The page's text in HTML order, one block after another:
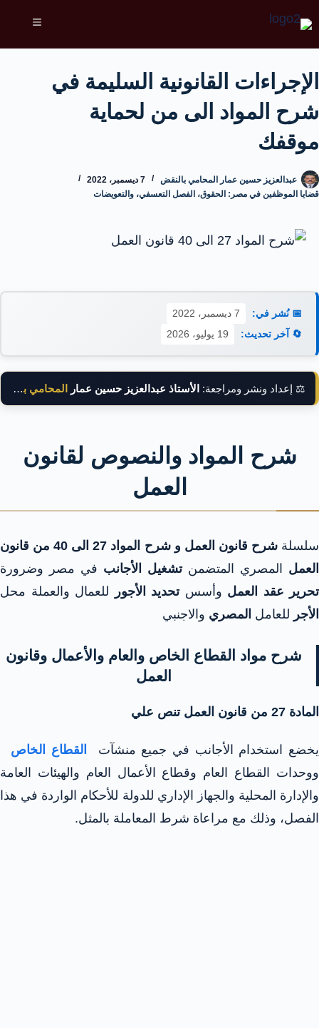
الإجراءات القانونية السليمة في
شرح المواد الى من لحماية
موقفك
عبدالعزيز حسين عمار المحامي بالنقض
7 ديسمبر، 2022
قضايا الموظفين في مصر: الحقوق، الفصل التعسفي، والتعويضات
📅 نُشر في:
7 ديسمبر، 2022
🔄 آخر تحديث:
19 يوليو، 2026
⚖️ إعداد ونشر ومراجعة: الأستاذ عبدالعزيز حسين عمار المحامي بالنقض
شرح المواد والنصوص لقانون
العمل
سلسلة
شرح قانون العمل و شرح المواد 27 الى 40 من قانون
العمل المصري المتضمنتشغيل الأجانب في مصر وضرورة
تحرير عقد العمل وأسستحديد الأجور
للعمال والعملة محل
الأجر للعامل المصري والاجنبي
شرح مواد القطاع الخاص والعام والأعمال وقانون
العمل
المادة 27 من قانون العمل تنص علي
يخضع استخدام الأجانب في جميع منشآت
القطاع الخاص
ووحدات القطاع العام وقطاع الأعمال العام والهيئات العامة
والإدارة المحلية والجهاز الإداري للدولة للأحكام الواردة في هذا
الفصل، وذلك مع مراعاة شرط المعاملة بالمثل.